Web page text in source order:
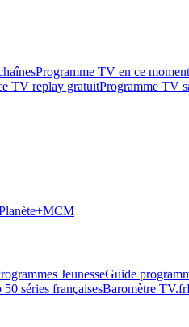
Programme TV en ce moment
TV replay gratuitProgramme TV
MCM
JeunesseGuide
50 séries françaisesBaromètre TV.fr